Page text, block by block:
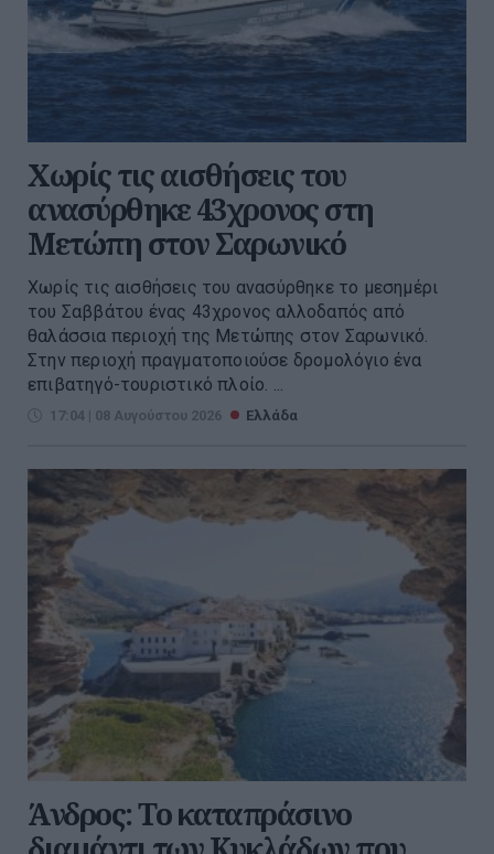
Χωρίς τις αισθήσεις του
ανασύρθηκε 43χρονος στη
Μετώπη στον Σαρωνικό
Χωρίς τις αισθήσεις του ανασύρθηκε το μεσημέρι
του Σαββάτου ένας 43χρονος αλλοδαπός από
θαλάσσια περιοχή της Μετώπης στον Σαρωνικό.
Στην περιοχή πραγματοποιούσε δρομολόγιο ένα
επιβατηγό-τουριστικό πλοίο. ...
17:04 | 08 Αυγούστου 2026 Ελλάδα
Άνδρος: Το καταπράσινο